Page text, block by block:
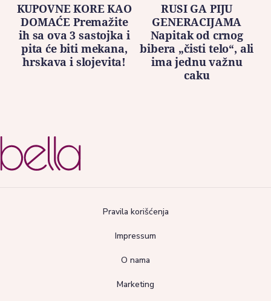
KUPOVNE KORE KAO
DOMAĆE Premažite
ih sa ova 3 sastojka i
pita će biti mekana,
hrskava i slojevita!
RUSI GA PIJU
GENERACIJAMA
Napitak od crnog
bibera „čisti telo“, ali
ima jednu važnu
caku
Pravila korišćenja
Impressum
O nama
Marketing